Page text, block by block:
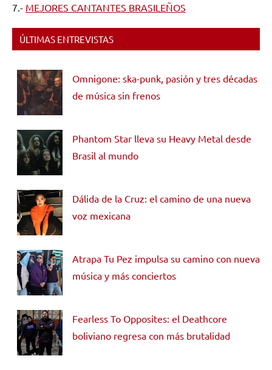
7.- MEJORES CANTANTES BRASILEÑOS
ÚLTIMAS ENTREVISTAS
Omnigone: ska-punk, pasión y tres décadas
de música sin frenos
Phantom Star lleva su Heavy Metal desde
Brasil al mundo
Dálida de la Cruz: el camino de una nueva
voz mexicana
Atrapa Tu Pez impulsa su camino con nueva
música y más conciertos
Fearless To Opposites: el Deathcore
boliviano regresa con más brutalidad